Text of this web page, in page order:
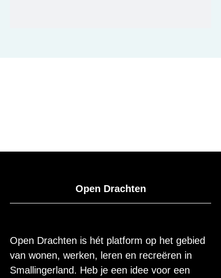
Open Drachten
Open Drachten is hét platform op het gebied
van wonen, werken, leren en recreëren in
Smallingerland. Heb je een idee voor een